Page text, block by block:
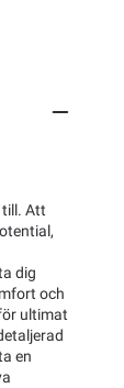
till. Att
dig
och
ultimat
en